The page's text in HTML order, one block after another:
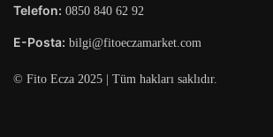
Telefon: 0850 840 62 92
E-Posta: bilgi@fitoeczamarket.com
© Fito Ecza 2025 | Tüm hakları saklıdır.